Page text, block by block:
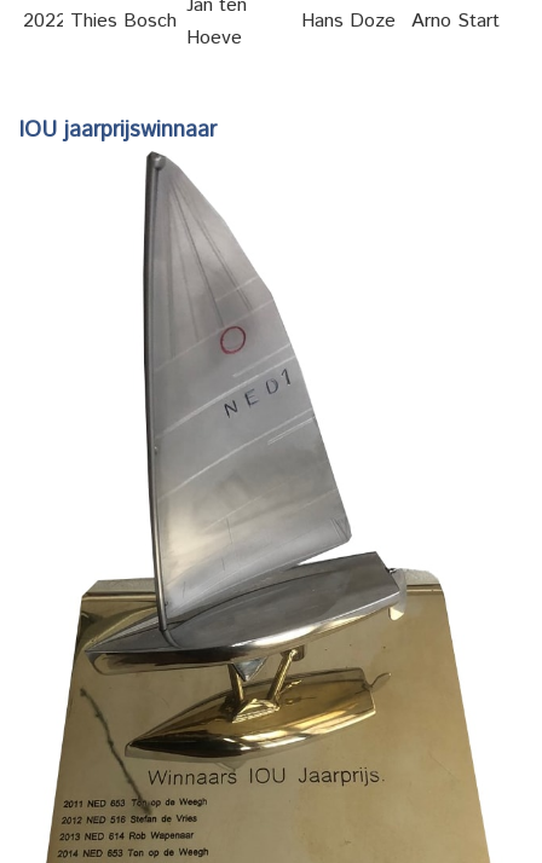
2022 Thies Bosch
Jan ten
Hoeve
Hans Doze Arno Start
IOU jaarprijswinnaar